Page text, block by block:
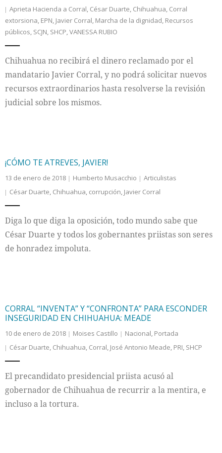
Aprieta Hacienda a Corral, César Duarte, Chihuahua, Corral
extorsiona, EPN, Javier Corral, Marcha de la dignidad, Recursos
públicos, SCJN, SHCP,VANESSA RUBIO
Chihuahua no recibirá el dinero reclamado por el
mandatario Javier Corral, y no podrá solicitar nuevos
recursos extraordinarios hasta resolverse la revisión
judicial sobre los mismos.
¡CÓMO TE ATREVES, JAVIER!
13 de enero de 2018 Humberto Musacchio
Articulistas
César Duarte, Chihuahua, corrupción, Javier Corral
Diga lo que diga la oposición, todo mundo sabe que
César Duarte y todos los gobernantes priistas son seres
de honradez impoluta.
CORRAL “INVENTA” Y “CONFRONTA” PARA ESCONDER
INSEGURIDAD EN CHIHUAHUA: MEADE
10 de enero de 2018 Moises Castillo Nacional, Portada
César Duarte, Chihuahua, Corral, José Antonio Meade, PRI, SHCP
El precandidato presidencial priista acusó al
gobernador de Chihuahua de recurrir a la mentira, e
incluso a la tortura.